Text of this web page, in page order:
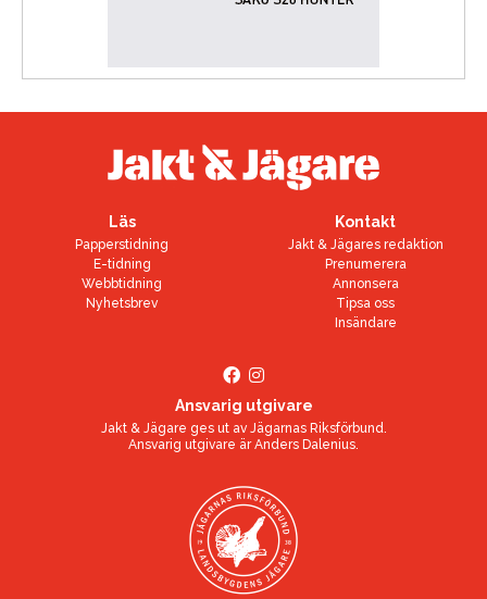
Läs
Papperstidning
E-tidning
Webbtidning
Nyhetsbrev
Kontakt
Jakt & Jägares redaktion
Prenumerera
Annonsera
Tipsa oss
Insändare
Ansvarig utgivare
Jakt & Jägare ges ut av Jägarnas Riksförbund
Ansvarig utgivare ärAnders Dalenius